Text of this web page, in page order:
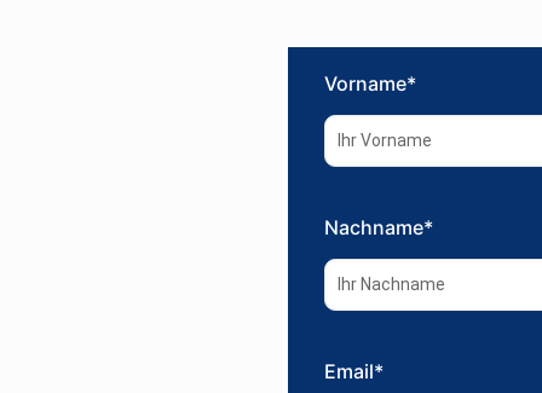
Vorname*
Nachname*
Email*